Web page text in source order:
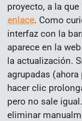
proyecto, a la
enlace. Como
interfaz con la
aparece en la
la actualización.
agrupadas
hacer clic
pero no sale
eliminar